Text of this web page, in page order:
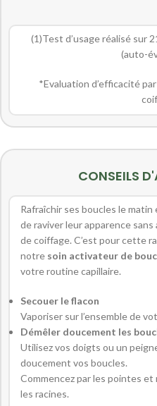
(1)Test d’usage réalisé sur
(auto-
*Evaluation d’efficacité
CONSEILS
Rafraîchir ses boucles le
de raviver leur apparence
de coiffage. C’est pour cette
notre soin activateur de
votre routine capillaire.
Secouer le flacon
Vaporiser sur l’ensemble de
Démêler doucement les
Utilisez vos doigts ou un
doucement vos boucles.
Commencez par les pointes
les racines.